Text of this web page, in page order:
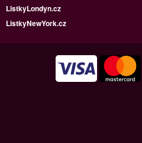
ListkyLondyn.cz
ListkyNewYork.cz